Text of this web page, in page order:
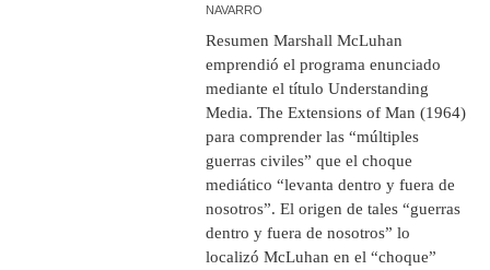
NAVARRO
Resumen Marshall McLuhan
emprendió el programa enunciado
mediante el título Understanding
Media. The Extensions of Man (1964)
para comprender las “múltiples
guerras civiles” que el choque
mediático “levanta dentro y fuera de
nosotros”. El origen de tales “guerras
dentro y fuera de nosotros” lo
localizó McLuhan en el “choque”